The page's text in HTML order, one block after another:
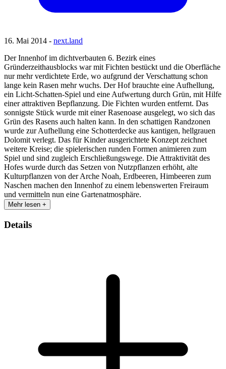
16. Mai 2014 - next.land
Der Innenhof im dichtverbauten 6. Bezirk eines
Gründerzeithausblocks war mit Fichten bestückt und die Oberfläche
nur mehr verdichtete Erde, wo aufgrund der Verschattung schon
lange kein Rasen mehr wuchs. Der Hof brauchte eine Aufhellung,
ein Licht-Schatten-Spiel und eine Aufwertung durch Grün, mit Hilfe
einer attraktiven Bepflanzung. Die Fichten wurden entfernt. Das
sonnigste Stück wurde mit einer Rasenoase ausgelegt, wo sich das
Grün des Rasens auch halten kann. In den schattigen Randzonen
wurde zur Aufhellung eine Schotterdecke aus kantigen, hellgrauen
Dolomit verlegt. Das für Kinder ausgerichtete Konzept zeichnet
weitere Kreise; die spielerischen runden Formen animieren zum
Spiel und sind zugleich Erschließungswege. Die Attraktivität des
Hofes wurde durch das Setzen von Nutzpflanzen erhöht, alte
Kulturpflanzen von der Arche Noah, Erdbeeren, Himbeeren zum
Naschen machen den Innenhof zu einem lebenswerten Freiraum
und vermitteln nun eine Gartenatmosphäre.
Mehr lesen +
Details